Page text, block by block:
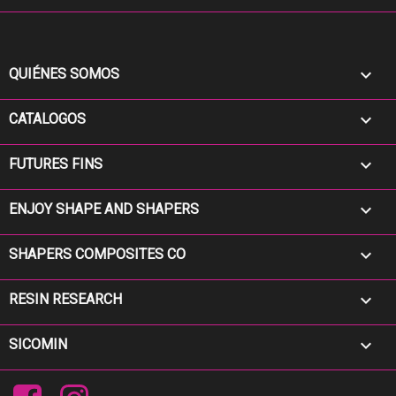
QUIÉNES SOMOS 
CATALOGOS 
FUTURES FINS 
ENJOY SHAPE AND SHAPERS 
SHAPERS COMPOSITES CO 
RESIN RESEARCH 
SICOMIN 
FacebookInstagram